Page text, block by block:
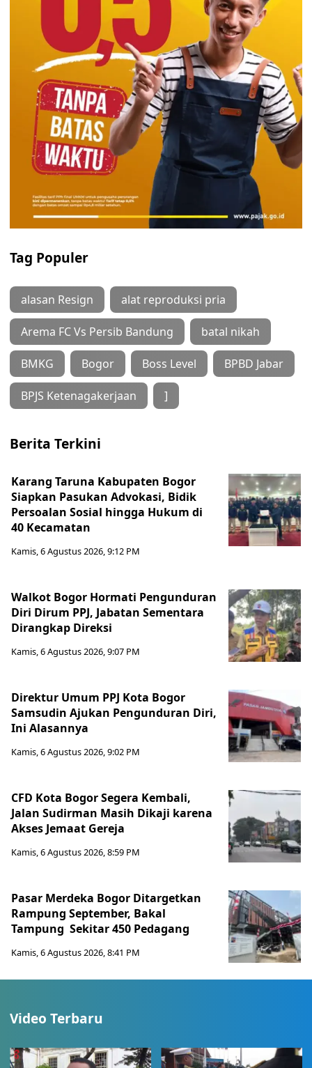
Tag Populer
alasan Resign alat reproduksi pria
Arema FC Vs Persib Bandung batal nikah
BMKG Bogor Boss Level BPBD Jabar
BPJS Ketenagakerjaan ]
Berita Terkini
Karang Taruna Kabupaten Bogor
Siapkan Pasukan Advokasi, Bidik
Persoalan Sosial hingga Hukum di
40 Kecamatan
Kamis, 6 Agustus 2026, 9:12 PM
Walkot Bogor Hormati Pengunduran
Diri Dirum PPJ, Jabatan Sementara
Dirangkap Direksi
Kamis, 6 Agustus 2026, 9:07 PM
Direktur Umum PPJ Kota Bogor
Samsudin Ajukan Pengunduran Diri,
Ini Alasannya
Kamis, 6 Agustus 2026, 9:02 PM
CFD Kota Bogor Segera Kembali,
Jalan Sudirman Masih Dikaji karena
Akses Jemaat Gereja
Kamis, 6 Agustus 2026, 8:59 PM
Pasar Merdeka Bogor Ditargetkan
Rampung September, Bakal
Tampung Sekitar 450 Pedagang
Kamis, 6 Agustus 2026, 8:41 PM
Video Terbaru